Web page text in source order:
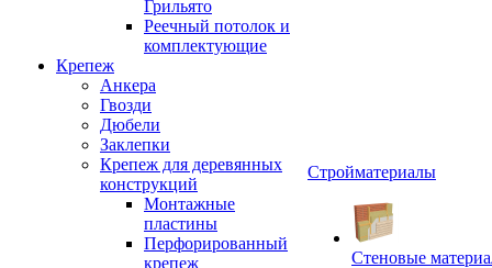
Грильято
Реечный потолок и
комплектующие
Крепеж
Анкера
Гвозди
Дюбели
Заклепки
Крепеж для деревянных
конструкций
Монтажные
пластины
Перфорированный
крепеж
Стройматериалы
Стеновые